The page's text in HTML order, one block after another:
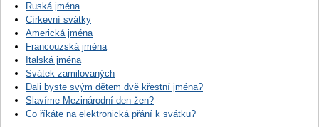
Ruská jména
Církevní svátky
Americká jména
Francouzská jména
Italská jména
Svátek zamilovaných
Dali byste svým dětem dvě křestní jména?
Slavíme Mezinárodní den žen?
Co říkáte na elektronická přání k svátku?